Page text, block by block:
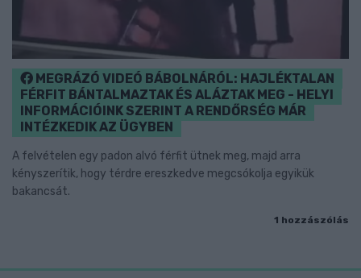
MEGRÁZÓ VIDEÓ BÁBOLNÁRÓL: HAJLÉKTALAN
FÉRFIT BÁNTALMAZTAK ÉS ALÁZTAK MEG - HELYI
INFORMÁCIÓINK SZERINT A RENDŐRSÉG MÁR
INTÉZKEDIK AZ ÜGYBEN
A felvételen egy padon alvó férfit ütnek meg, majd arra
kényszerítik, hogy térdre ereszkedve megcsókolja egyikük
bakancsát.
1 hozzászólás